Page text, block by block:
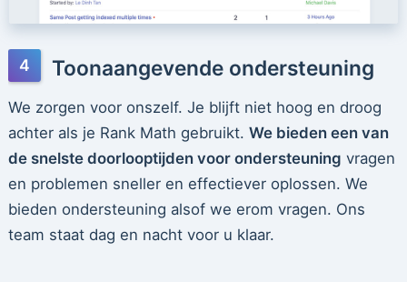
Toonaangevende ondersteuning
We zorgen voor onszelf. Je blijft niet hoog en droog
achter als je Rank Math gebruikt. We bieden een van
de snelste doorlooptijden voor ondersteuning vragen
en problemen sneller en effectiever oplossen. We
bieden ondersteuning alsof we erom vragen. Ons
team staat dag en nacht voor u klaar.